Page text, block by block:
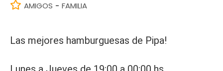
AMIGOS - FAMILIA
Las mejores hamburguesas de Pipa!